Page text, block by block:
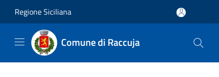
Regione Siciliana
Comune di Raccuja